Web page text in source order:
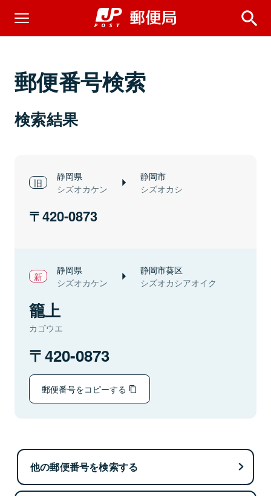
郵便番号検索
検索結果
静岡県
シズオカケン
静岡市
シズオカシ
420-0873
静岡県
シズオカケン
静岡市葵区
シズオカシアオイク
籠上
カゴウエ
420-0873
郵便番号をコピーする
他の郵便番号を検索する